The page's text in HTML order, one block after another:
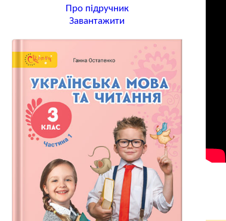
Про підручник
Завантажити